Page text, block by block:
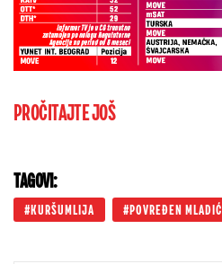
PROČITAJTE JOŠ
TAGOVI:
KURŠUMLIJA POVREĐEN MLADIĆ